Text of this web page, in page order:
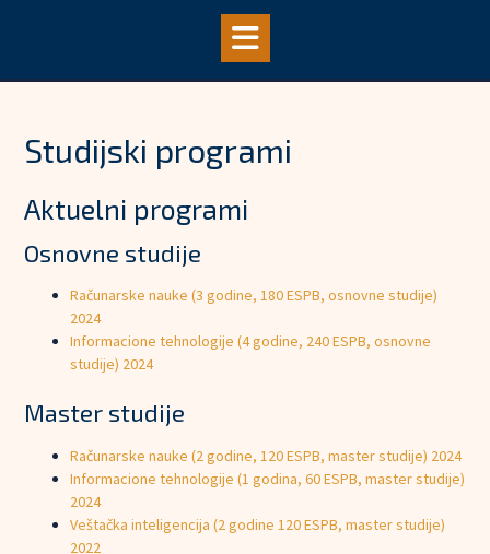
Studijski programi
Aktuelni programi
Osnovne studije
Računarske nauke (3 godine, 180 ESPB, osnovne studije)
2024
Informacione tehnologije (4 godine, 240 ESPB, osnovne
studije) 2024
Master studije
Računarske nauke (2 godine, 120 ESPB, master studije) 2024
Informacione tehnologije (1 godina, 60 ESPB, master studije)
2024
Veštačka inteligencija (2 godine 120 ESPB, master studije)
2022